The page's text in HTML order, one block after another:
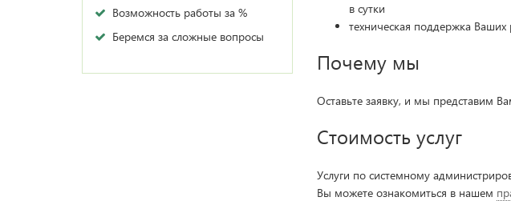
Возможность работы за %
Беремся за сложные вопросы
в сутки
техническая поддержка Ваших
Почему мы
Оставьте заявку, и мы представим
Стоимость услуг
Услуги по системному
Вы можете ознакомиться в нашем